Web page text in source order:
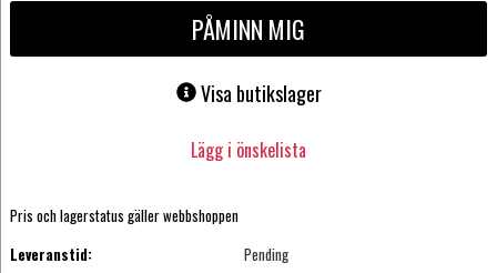
PÅMINN MIG
Visa butikslager
Lägg i önskelista
Pris och lagerstatus gäller webbshoppen
Leveranstid:
Pending